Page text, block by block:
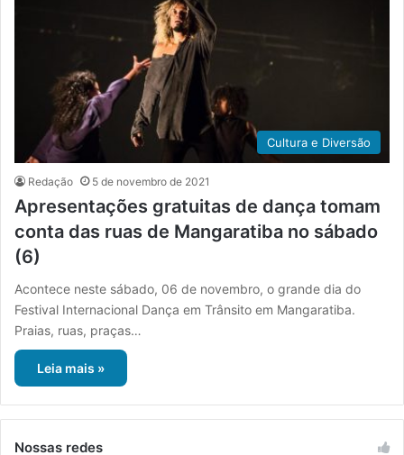
Cultura e Diversão
Redação 5 de novembro de 2021
Apresentações gratuitas de dança tomam
conta das ruas de Mangaratiba no sábado
(6)
Acontece neste sábado, 06 de novembro, o grande dia do
Festival Internacional Dança em Trânsito em Mangaratiba.
Praias, ruas, praças…
Leia mais »
Nossas redes